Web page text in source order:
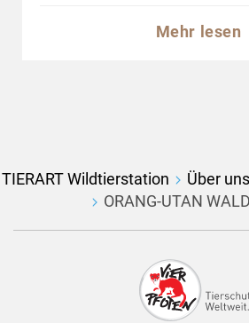
Mehr lesen
TIERART Wildtierstation Über uns
ORANG-UTAN